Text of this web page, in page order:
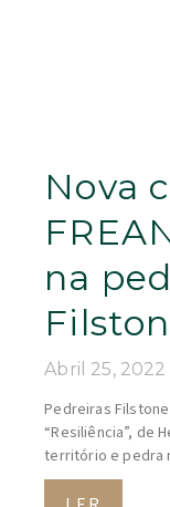
Nova
na
Abril 25, 2022
Pedreiras Filstone
“Resiliência”, de
território e pedra